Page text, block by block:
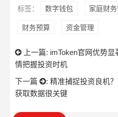
标签： 数字钱包 家庭财
财务预算 资金管理
上一篇: imToken官网优势
情把握投资时机
下一篇
: 精准捕捉投资良机
获取数据很关键